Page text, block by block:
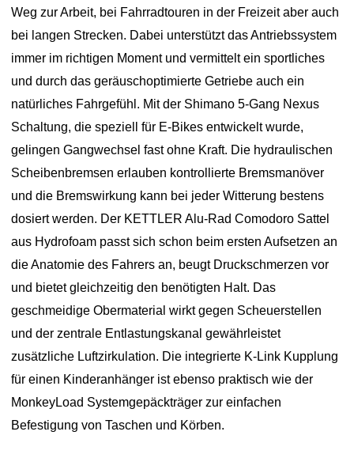
Weg zur Arbeit, bei Fahrradtouren in der Freizeit aber auch
bei langen Strecken. Dabei unterstützt das Antriebssystem
immer im richtigen Moment und vermittelt ein sportliches
und durch das geräuschoptimierte Getriebe auch ein
natürliches Fahrgefühl. Mit der Shimano 5-Gang Nexus
Schaltung, die speziell für E-Bikes entwickelt wurde,
gelingen Gangwechsel fast ohne Kraft. Die hydraulischen
Scheibenbremsen erlauben kontrollierte Bremsmanöver
und die Bremswirkung kann bei jeder Witterung bestens
dosiert werden. Der KETTLER Alu-Rad Comodoro Sattel
aus Hydrofoam passt sich schon beim ersten Aufsetzen an
die Anatomie des Fahrers an, beugt Druckschmerzen vor
und bietet gleichzeitig den benötigten Halt. Das
geschmeidige Obermaterial wirkt gegen Scheuerstellen
und der zentrale Entlastungskanal gewährleistet
zusätzliche Luftzirkulation. Die integrierte K-Link Kupplung
für einen Kinderanhänger ist ebenso praktisch wie der
MonkeyLoad Systemgepäckträger zur einfachen
Befestigung von Taschen und Körben.